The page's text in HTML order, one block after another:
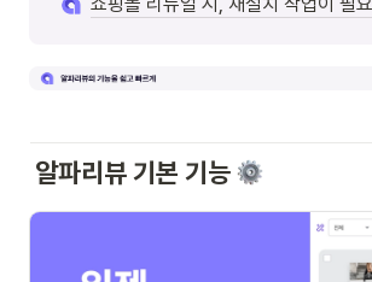
알파리뷰 기본 기능